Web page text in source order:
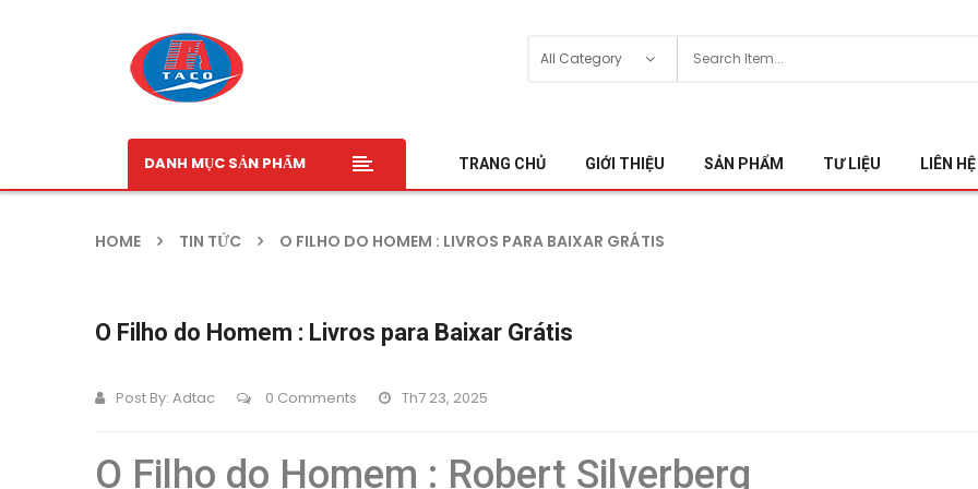
DANH MỤC SẢN PHẨM TRANG CHỦ GIỚI THIỆU SẢN PHẨM TƯ LIỆU LIÊN HỆ
HOME TIN TỨC O FILHO DO HOMEM : LIVROS PARA BAIXAR GRÁTIS
O Filho do Homem : Livros para Baixar Grátis
Post By: Adtac 0 Comments Th7 23, 2025
O Filho do Homem : Robert Silverberg